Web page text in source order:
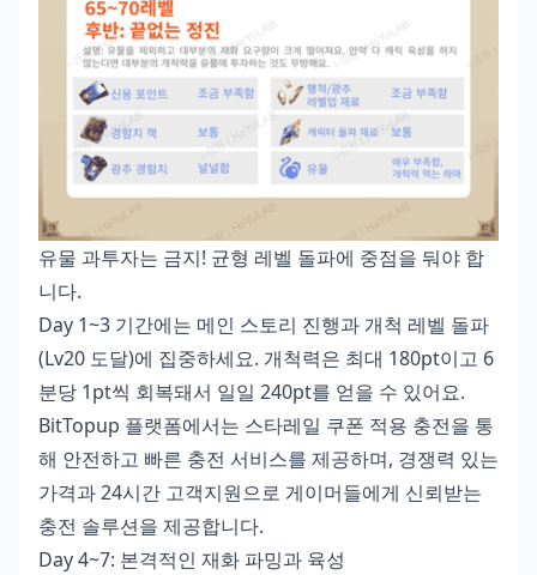
유물 과투자는 금지! 균형 레벨 돌파에 중점을 둬야 합
니다.
Day 1~3 기간에는 메인 스토리 진행과 개척 레벨 돌파
(Lv20 도달)에 집중하세요. 개척력은 최대 180pt이고 6
분당 1pt씩 회복돼서 일일 240pt를 얻을 수 있어요.
BitTopup 플랫폼에서는 스타레일 쿠폰 적용 충전을 통
해 안전하고 빠른 충전 서비스를 제공하며, 경쟁력 있는
가격과 24시간 고객지원으로 게이머들에게 신뢰받는
충전 솔루션을 제공합니다.
Day 4~7: 본격적인 재화 파밍과 육성